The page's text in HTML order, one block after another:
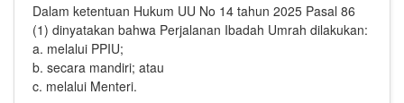
Dalam ketentuan Hukum UU No 14 tahun 2025 Pasal 86
(1) dinyatakan bahwa Perjalanan Ibadah Umrah dilakukan:
a. melalui PPIU;
b. secara mandiri; atau
c. melalui Menteri.